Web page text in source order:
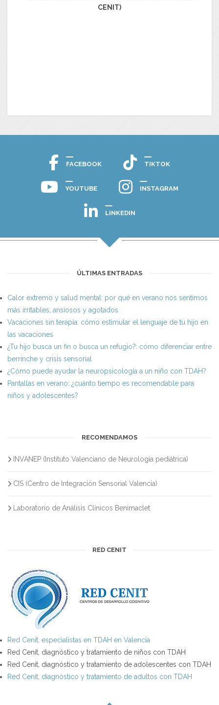
CENIT)
FACEBOOK TIKTOK
YOUTUBE INSTAGRAM
LINKEDIN
ÚLTIMAS ENTRADAS
Calor extremo y salud mental: por qué en verano nos sentimos
más irritables, ansiosos y agotados
Vacaciones sin terapia: cómo estimular el lenguaje de tu hijo en
las vacaciones
¿Tu hijo busca un fin o busca un refugio?: cómo diferenciar entre
berrinche y crisis sensorial
¿Cómo puede ayudar la neuropsicología a un niño con TDAH?
Pantallas en verano: ¿cuánto tiempo es recomendable para
niños y adolescentes?
RECOMENDAMOS
INVANEP (Instituto Valenciano de Neurología pediátrica)
CIS (Centro de Integración Sensorial Valencia)
Laboratorio de Análisis Clínicos Benimaclet
RED CENIT
Red Cenit, especialistas en TDAH en Valencia
Red Cenit, diagnóstico y tratamiento de niños con TDAH
Red Cenit, diagnóstico y tratamiento de adolescentes con TDAH
Red Cenit, diagnóstico y tratamiento de adultos con TDAH